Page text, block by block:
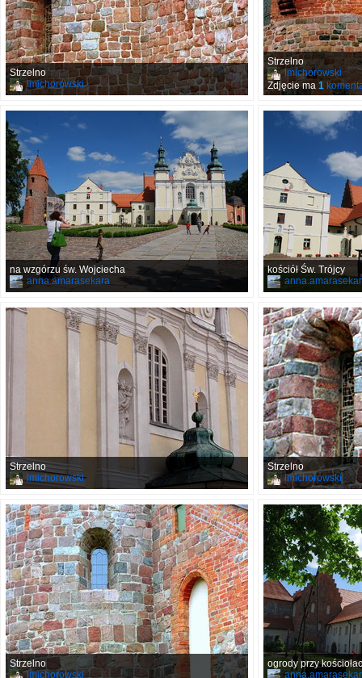
Strzelno
lmichorowski
Strzelno
lmichorowski
Zdjęcie ma 1
na wzgórzu św. Wojciecha
anna.amarasekara
kościół Św. Trójcy
Strzelno
lmichorowski
Strzelno
lmichorowski
Strzelno
lmichorowski
ogrody przy